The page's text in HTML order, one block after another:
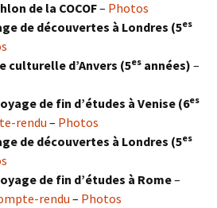
de la COCOF– Photos
de découvertes à Londres (5es
culturelle d’Anvers (5es années) –
de fin d’études à Venise (6es
rendu – Photos
de découvertes à Londres (5es
de fin d’études à Rome–
rendu – Photos